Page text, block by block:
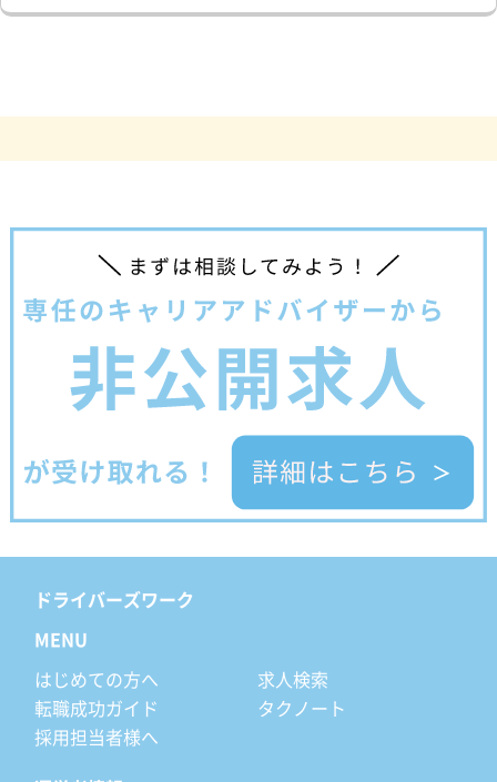
ドライバーズワーク
MENU
はじめての方へ
求人検索
転職成功ガイド
タクノート
採用担当者様へ